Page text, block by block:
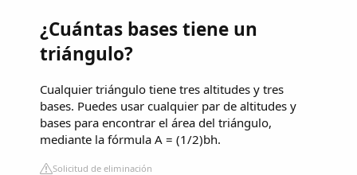
¿Cuántas bases tiene un
triángulo?
Cualquier triángulo tiene tres altitudes y tres
bases. Puedes usar cualquier par de altitudes y
bases para encontrar el área del triángulo,
mediante la fórmula A = (1/2)bh.
Solicitud de eliminación